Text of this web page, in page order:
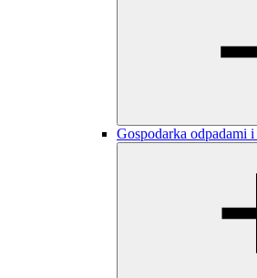
Gospodarka odpadami i